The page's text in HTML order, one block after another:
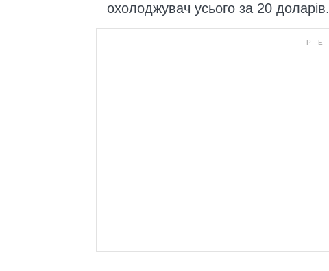
охолоджувач усього за 20 доларів.